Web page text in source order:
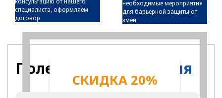
специалиста, оформляем
договор
необходимые мероприятия
для барьерной защиты от
змей
СКИДКА 20%
Полезная информация